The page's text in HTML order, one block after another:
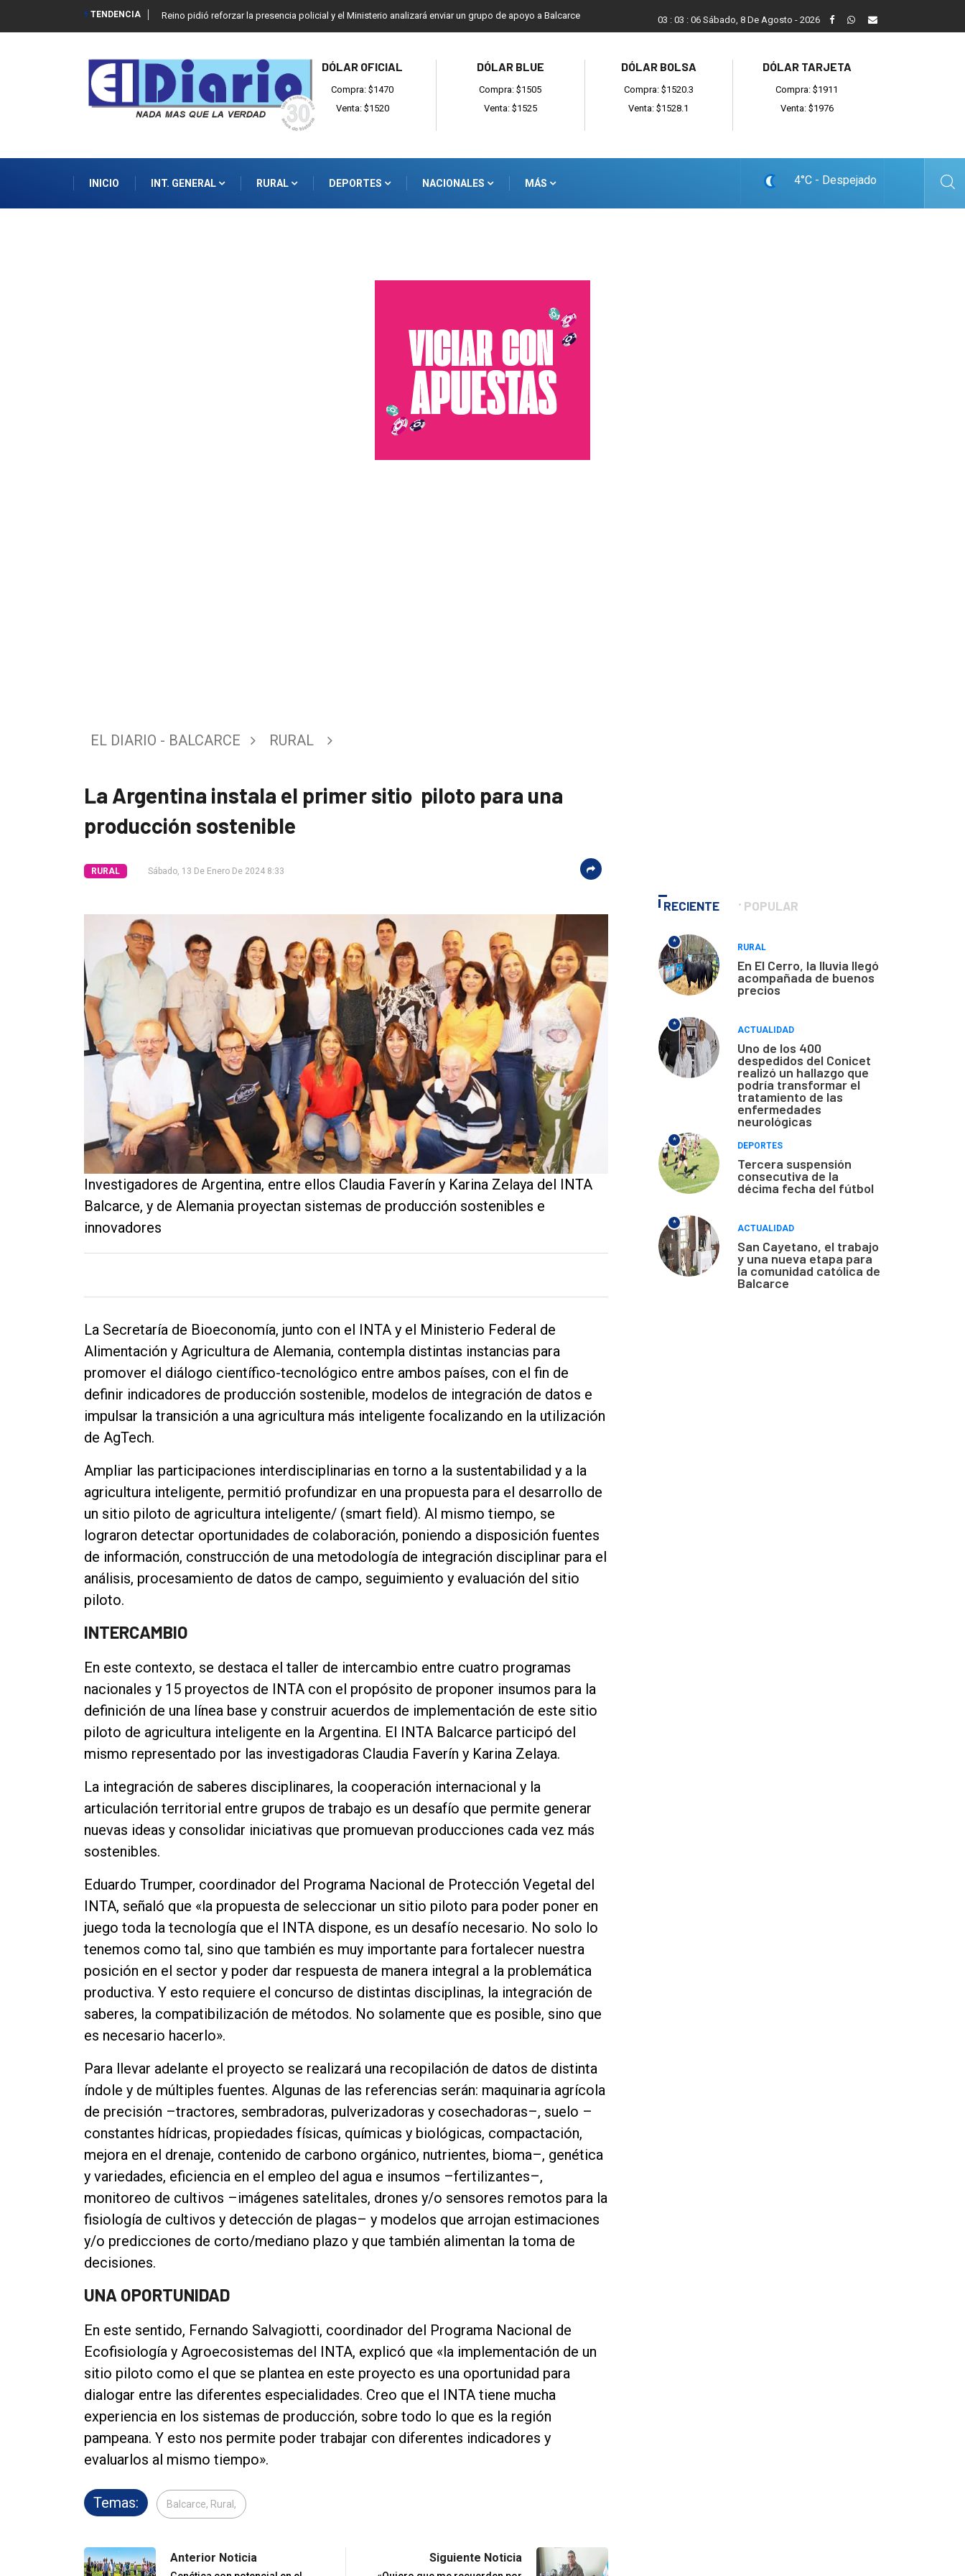
TENDENCIA Reino pidió reforzar la presencia policial y el Ministerio analizará enviar un grupo de apoyo a Balcarce Vecinos, instituciones y concejales se manifestaron contra
03 : 03 : 07 Sábado, 8 De Agosto - 2026
DÓLAR OFICIAL
Compra: $1470
Venta: $1520
DÓLAR BLUE
Compra: $1505
Venta: $1525
DÓLAR BOLSA
Compra: $1520.3
Venta: $1528.1
DÓLAR TARJETA
Compra: $1911
Venta: $1976
INICIO INT. GENERAL RURAL DEPORTES NACIONALES MÁS 4°C - Despejado
Entrevistas
Fúnebres
Nosotros
Contacto
EL DIARIO - BALCARCE RURAL
La Argentina instala el primer sitio piloto para una
producción sostenible
RURAL Sábado, 13 De Enero De 2024 8:33
Investigadores de Argentina, entre ellos Claudia Faverín y Karina Zelaya del INTA
Balcarce, y de Alemania proyectan sistemas de producción sostenibles e
innovadores
La Secretaría de Bioeconomía, junto con el INTA y el Ministerio Federal de
Alimentación y Agricultura de Alemania, contempla distintas instancias para
promover el diálogo científico-tecnológico entre ambos países, con el fin de
definir indicadores de producción sostenible, modelos de integración de datos e
impulsar la transición a una agricultura más inteligente focalizando en la utilización
de AgTech.
Ampliar las participaciones interdisciplinarias en torno a la sustentabilidad y a la
agricultura inteligente, permitió profundizar en una propuesta para el desarrollo de
un sitio piloto de agricultura inteligente/ (smart field). Al mismo tiempo, se
lograron detectar oportunidades de colaboración, poniendo a disposición fuentes
de información, construcción de una metodología de integración disciplinar para el
análisis, procesamiento de datos de campo, seguimiento y evaluación del sitio
piloto.
INTERCAMBIO
En este contexto, se destaca el taller de intercambio entre cuatro programas
nacionales y 15 proyectos de INTA con el propósito de proponer insumos para la
definición de una línea base y construir acuerdos de implementación de este sitio
piloto de agricultura inteligente en la Argentina. El INTA Balcarce participó del
mismo representado por las investigadoras Claudia Faverín y Karina Zelaya.
La integración de saberes disciplinares, la cooperación internacional y la
articulación territorial entre grupos de trabajo es un desafío que permite generar
nuevas ideas y consolidar iniciativas que promuevan producciones cada vez más
sostenibles.
Eduardo Trumper, coordinador del Programa Nacional de Protección Vegetal del
INTA, señaló que «la propuesta de seleccionar un sitio piloto para poder poner en
juego toda la tecnología que el INTA dispone, es un desafío necesario. No solo lo
tenemos como tal, sino que también es muy importante para fortalecer nuestra
posición en el sector y poder dar respuesta de manera integral a la problemática
productiva. Y esto requiere el concurso de distintas disciplinas, la integración de
saberes, la compatibilización de métodos. No solamente que es posible, sino que
es necesario hacerlo».
Para llevar adelante el proyecto se realizará una recopilación de datos de distinta
índole y de múltiples fuentes. Algunas de las referencias serán: maquinaria agrícola
de precisión –tractores, sembradoras, pulverizadoras y cosechadoras–, suelo –
constantes hídricas, propiedades físicas, químicas y biológicas, compactación,
mejora en el drenaje, contenido de carbono orgánico, nutrientes, bioma–, genética
y variedades, eficiencia en el empleo del agua e insumos –fertilizantes–,
monitoreo de cultivos –imágenes satelitales, drones y/o sensores remotos para la
fisiología de cultivos y detección de plagas– y modelos que arrojan estimaciones
y/o predicciones de corto/mediano plazo y que también alimentan la toma de
decisiones.
UNA OPORTUNIDAD
En este sentido, Fernando Salvagiotti, coordinador del Programa Nacional de
Ecofisiología y Agroecosistemas del INTA, explicó que «la implementación de un
sitio piloto como el que se plantea en este proyecto es una oportunidad para
dialogar entre las diferentes especialidades. Creo que el INTA tiene mucha
experiencia en los sistemas de producción, sobre todo lo que es la región
pampeana. Y esto nos permite poder trabajar con diferentes indicadores y
evaluarlos al mismo tiempo».
Temas: Balcarce, Rural,
Anterior Noticia Siguiente Noticia
RECIENTE POPULAR
*
RURAL
En El Cerro, la lluvia llegó
acompañada de buenos
precios
*
ACTUALIDAD
Uno de los 400
despedidos del Conicet
realizó un hallazgo que
podría transformar el
tratamiento de las
enfermedades
neurológicas
*
DEPORTES
Tercera suspensión
consecutiva de la
décima fecha del fútbol
*
ACTUALIDAD
San Cayetano, el trabajo
y una nueva etapa para
la comunidad católica de
Balcarce